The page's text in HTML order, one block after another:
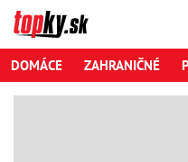
DOMÁCE ZAHRANIČNÉ